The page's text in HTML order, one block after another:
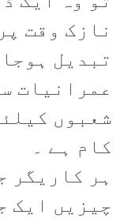
نازک وقت
تبدیل
عمرانیات
شعبوں
کام ہے ۔
ہر کاریگر
چیزیں ایک